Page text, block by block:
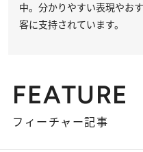
中。分かりやすい表現やお
客に支持されています。
FEATURE
フィーチャー記事